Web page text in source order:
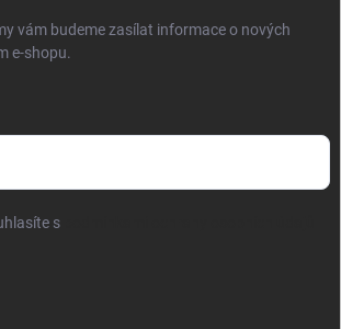
vám budeme zasílat informace o nových
e-shopu.
s